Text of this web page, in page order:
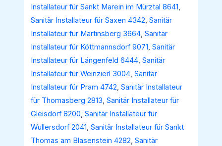
Installateur für Sankt Marein im Mürztal 8641,
Sanitär Installateur für Saxen 4342,Sanitär
Installateur für Martinsberg 3664,Sanitär
Installateur für Köttmannsdorf 9071,Sanitär
Installateur für Längenfeld 6444,Sanitär
Installateur für Weinzierl 3004,Sanitär
Installateur für Pram 4742,Sanitär Installateur
für Thomasberg 2813,Sanitär Installateur für
Gleisdorf 8200,Sanitär Installateur für
Wullersdorf 2041,Sanitär Installateur für Sankt
Thomas am Blasenstein 4282,Sanitär